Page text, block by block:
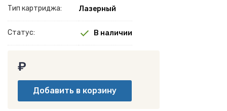
Тип картриджа: Лазерный
Статус: В наличии
₽